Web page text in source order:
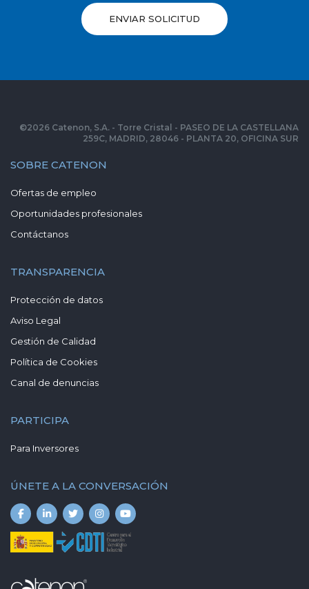
ENVIAR SOLICITUD
SOBRE CATENON
Ofertas de empleo
Oportunidades profesionales
Contáctanos
TRANSPARENCIA
Protección de datos
Aviso Legal
Gestión de Calidad
Política de Cookies
Canal de denuncias
PARTICIPA
Para Inversores
ÚNETE A LA CONVERSACIÓN
©2026 Catenon, S.A. - Torre Cristal - PASEO DE LA CASTELLANA
259C, MADRID, 28046 - PLANTA 20, OFICINA SUR